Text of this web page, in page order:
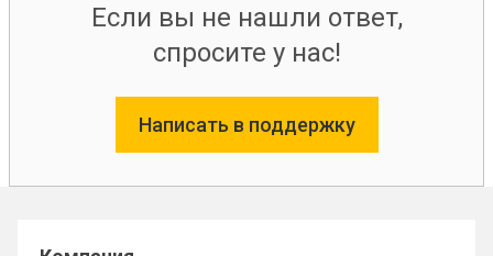
Если вы не нашли ответ,
спросите у нас!
Написать в поддержку